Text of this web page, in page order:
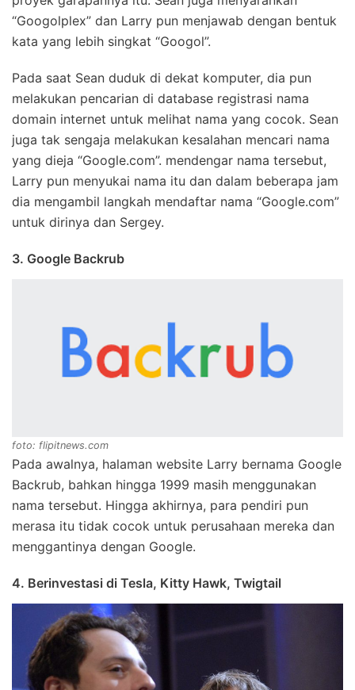
“Googolplex” dan Larry pun menjawab dengan bentuk
kata yang lebih singkat “Googol”.
Pada saat Sean duduk di dekat komputer, dia pun
melakukan pencarian di database registrasi nama
domain internet untuk melihat nama yang cocok. Sean
juga tak sengaja melakukan kesalahan mencari nama
yang dieja “Google.com”. mendengar nama tersebut,
Larry pun menyukai nama itu dan dalam beberapa jam
dia mengambil langkah mendaftar nama “Google.com”
untuk dirinya dan Sergey.
3. Google Backrub
foto: flipitnews.com
Pada awalnya, halaman website Larry bernama Google
Backrub, bahkan hingga 1999 masih menggunakan
nama tersebut. Hingga akhirnya, para pendiri pun
merasa itu tidak cocok untuk perusahaan mereka dan
menggantinya dengan Google.
4. Berinvestasi di Tesla, Kitty Hawk, Twigtail